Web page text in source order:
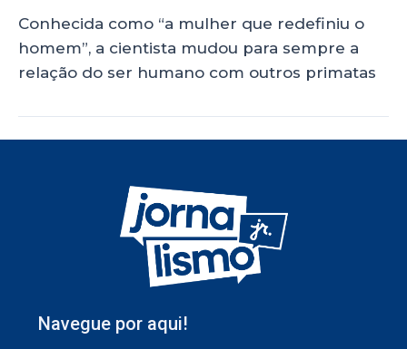
Conhecida como “a mulher que redefiniu o
homem”, a cientista mudou para sempre a
relação do ser humano com outros primatas
Navegue por aqui!